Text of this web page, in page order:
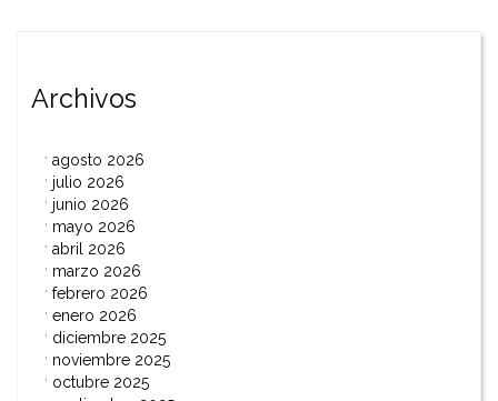
Archivos
agosto 2026
julio 2026
junio 2026
mayo 2026
abril 2026
marzo 2026
febrero 2026
enero 2026
diciembre 2025
noviembre 2025
octubre 2025